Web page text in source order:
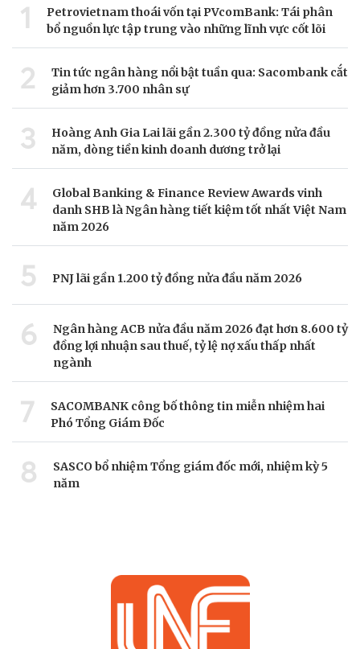
1
Petrovietnam thoái vốn tại PVcomBank: Tái phân
bổ nguồn lực tập trung vào những lĩnh vực cốt lõi
2
Tin tức ngân hàng nổi bật tuần qua: Sacombank cắt
giảm hơn 3.700 nhân sự
3
Hoàng Anh Gia Lai lãi gần 2.300 tỷ đồng nửa đầu
năm, dòng tiền kinh doanh dương trở lại
4
Global Banking & Finance Review Awards vinh
danh SHB là Ngân hàng tiết kiệm tốt nhất Việt Nam
năm 2026
5 PNJ lãi gần 1.200 tỷ đồng nửa đầu năm 2026
6
Ngân hàng ACB nửa đầu năm 2026 đạt hơn 8.600 tỷ
đồng lợi nhuận sau thuế, tỷ lệ nợ xấu thấp nhất
ngành
7
SACOMBANK công bố thông tin miễn nhiệm hai
Phó Tổng Giám Đốc
8
SASCO bổ nhiệm Tổng giám đốc mới, nhiệm kỳ 5
năm